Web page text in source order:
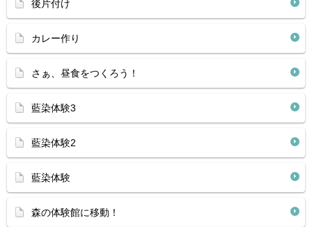
後片付け
カレー作り
さぁ、昼食をつくろう！
藍染体験3
藍染体験2
藍染体験
森の体験館に移動！